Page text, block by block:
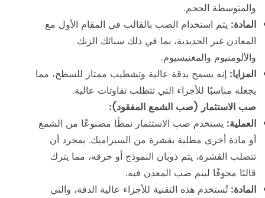
والمتوسطة الحجم.
المادة: يتم استخدام الصب بالقالب في المقام الأول مع
المعادن غير الحديدية، بما في ذلك سبائك الزنك
والألومنيوم والمغنيسيوم.
المزايا: إنه يسمح بدقة عالية وتشطيب ممتاز للسطح، مما
يجعله مناسبًا للأجزاء التي تتطلب تفاوتات عالية.
صب الاستثمار (صب الشمع المفقود):
العملية: يستخدم صب الاستثمار نمطًا مصنوعًا من الشمع
أو مادة أخرى مطلية بقشرة من السيراميك. بمجرد أن
تتصلب القشرة، يتم ذوبان النموذج أو حرقه، مما يترك
قالبًا مجوفًا ليتم صب المعدن فيه.
المادة:تُستخدم هذه التقنية للأجزاء عالية الدقة، والتي